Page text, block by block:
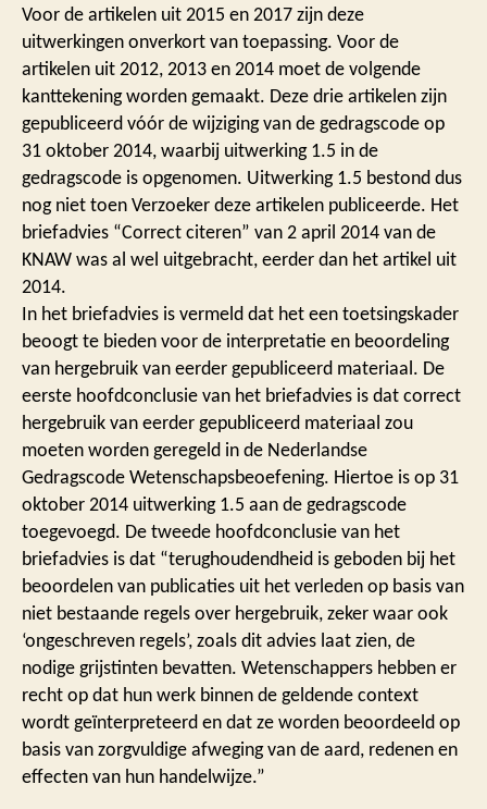
Voor de artikelen uit 2015 en 2017 zijn deze
uitwerkingen onverkort van toepassing. Voor de
artikelen uit 2012, 2013 en 2014 moet de volgende
kanttekening worden gemaakt. Deze drie artikelen zijn
gepubliceerd vóór de wijziging van de gedragscode op
31 oktober 2014, waarbij uitwerking 1.5 in de
gedragscode is opgenomen. Uitwerking 1.5 bestond dus
nog niet toen Verzoeker deze artikelen publiceerde. Het
briefadvies “Correct citeren” van 2 april 2014 van de
KNAW was al wel uitgebracht, eerder dan het artikel uit
2014.
In het briefadvies is vermeld dat het een toetsingskader
beoogt te bieden voor de interpretatie en beoordeling
van hergebruik van eerder gepubliceerd materiaal. De
eerste hoofdconclusie van het briefadvies is dat correct
hergebruik van eerder gepubliceerd materiaal zou
moeten worden geregeld in de Nederlandse
Gedragscode Wetenschapsbeoefening. Hiertoe is op 31
oktober 2014 uitwerking 1.5 aan de gedragscode
toegevoegd. De tweede hoofdconclusie van het
briefadvies is dat “terughoudendheid is geboden bij het
beoordelen van publicaties uit het verleden op basis van
niet bestaande regels over hergebruik, zeker waar ook
‘ongeschreven regels’, zoals dit advies laat zien, de
nodige grijstinten bevatten. Wetenschappers hebben er
recht op dat hun werk binnen de geldende context
wordt geïnterpreteerd en dat ze worden beoordeeld op
basis van zorgvuldige afweging van de aard, redenen en
effecten van hun handelwijze.”